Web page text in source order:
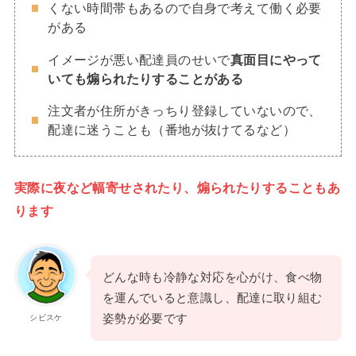
くない時間帯もあるので自身で考えて働く必要
がある
イメージが悪い配達員のせいで真面目にやって
いても煽られたりすることがある
注文者が住所がきっちり登録していないので、
配達に迷うことも（番地が抜けてるなど）
実際に夜など幅寄せされたり、煽られたりすることもあ
ります
シビスケ
どんな時も冷静な対応を心がけ、食べ物
を運んでいると意識し、配達に取り組む
姿勢が必要です